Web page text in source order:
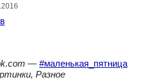
— #маленькая_пятница
Разное